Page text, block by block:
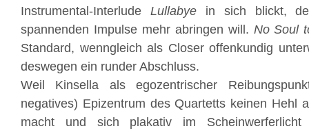
Instrumental-Interlude Lullabyein sich blickt,
spannenden Impulse mehr abringen will. No Soul
Standard, wenngleich als Closer offenkundig
deswegen ein runder Abschluss.
Weil Kinsella als egozentrischer
negatives) Epizentrum des Quartetts keinen Hehl
macht und sich plakativ im Scheinwerferlicht